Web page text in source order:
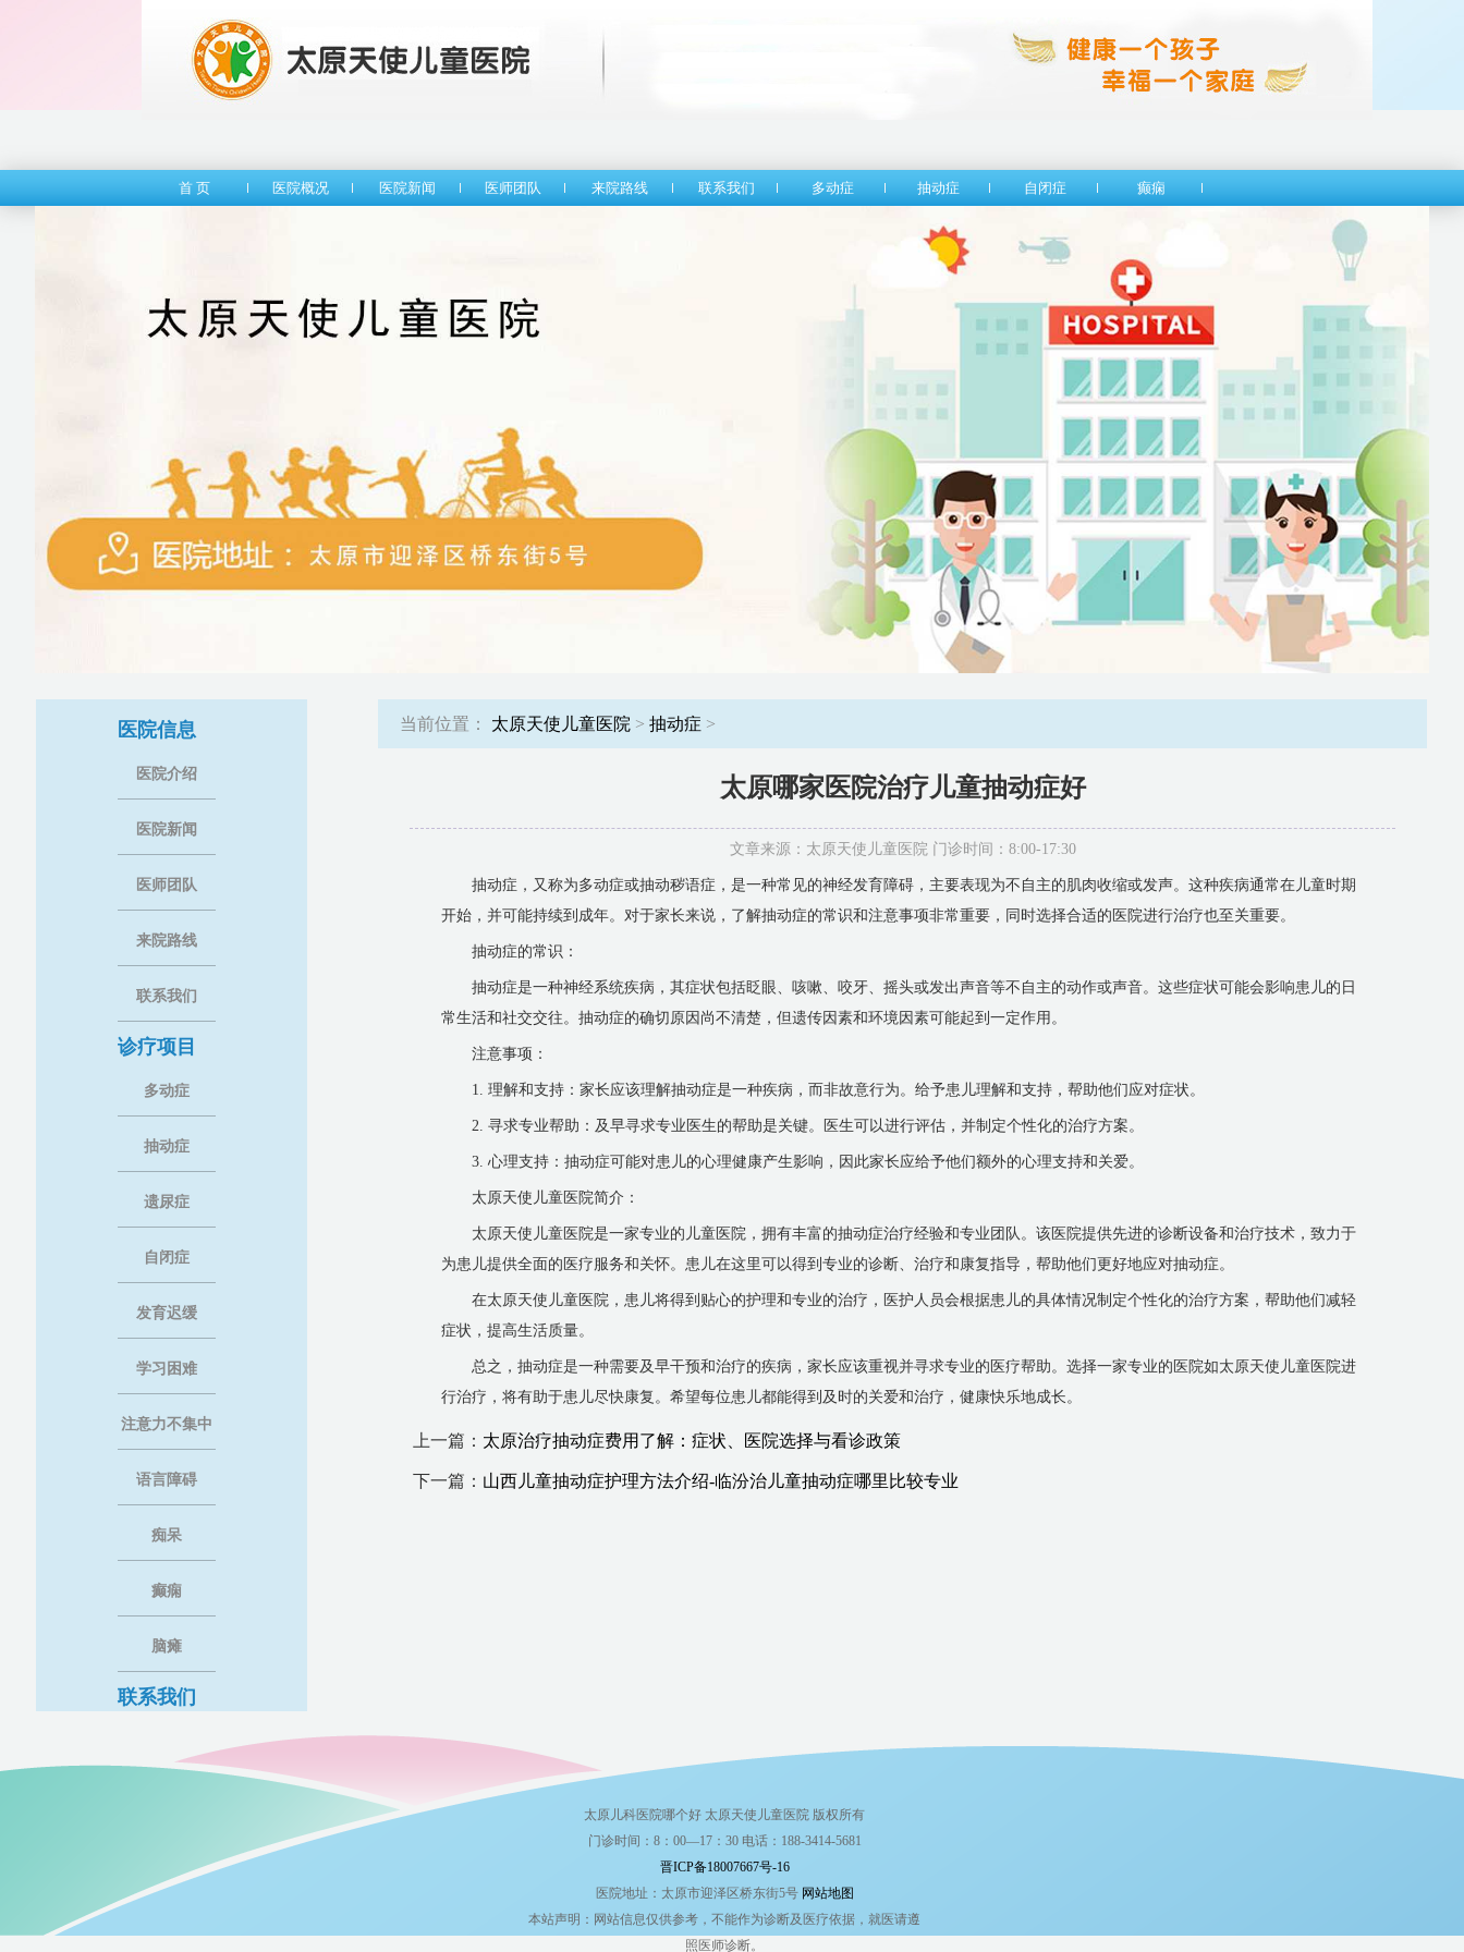
首 页 医院概况 医院新闻 医师团队 来院路线 联系我们 多动症 抽动症 自闭症 癫痫
医院信息
医院介绍
医院新闻
医师团队
来院路线
联系我们
诊疗项目
多动症
抽动症
遗尿症
自闭症
发育迟缓
学习困难
注意力不集中
语言障碍
痴呆
癫痫
脑瘫
联系我们
当前位置： 太原天使儿童医院 > 抽动症 >
太原哪家医院治疗儿童抽动症好
文章来源：太原天使儿童医院 门诊时间：8:00-17:30
抽动症，又称为多动症或抽动秽语症，是一种常见的神经发育障碍，主要表现为不自主的肌肉收缩或发声。这种疾病通常在儿童时期
开始，并可能持续到成年。对于家长来说，了解抽动症的常识和注意事项非常重要，同时选择合适的医院进行治疗也至关重要。
抽动症的常识：
抽动症是一种神经系统疾病，其症状包括眨眼、咳嗽、咬牙、摇头或发出声音等不自主的动作或声音。这些症状可能会影响患儿的日
常生活和社交交往。抽动症的确切原因尚不清楚，但遗传因素和环境因素可能起到一定作用。
注意事项：
1. 理解和支持：家长应该理解抽动症是一种疾病，而非故意行为。给予患儿理解和支持，帮助他们应对症状。
2. 寻求专业帮助：及早寻求专业医生的帮助是关键。医生可以进行评估，并制定个性化的治疗方案。
3. 心理支持：抽动症可能对患儿的心理健康产生影响，因此家长应给予他们额外的心理支持和关爱。
太原天使儿童医院简介：
太原天使儿童医院是一家专业的儿童医院，拥有丰富的抽动症治疗经验和专业团队。该医院提供先进的诊断设备和治疗技术，致力于
为患儿提供全面的医疗服务和关怀。患儿在这里可以得到专业的诊断、治疗和康复指导，帮助他们更好地应对抽动症。
在太原天使儿童医院，患儿将得到贴心的护理和专业的治疗，医护人员会根据患儿的具体情况制定个性化的治疗方案，帮助他们减轻
症状，提高生活质量。
总之，抽动症是一种需要及早干预和治疗的疾病，家长应该重视并寻求专业的医疗帮助。选择一家专业的医院如太原天使儿童医院进
行治疗，将有助于患儿尽快康复。希望每位患儿都能得到及时的关爱和治疗，健康快乐地成长。
上一篇： 太原治疗抽动症费用了解：症状、医院选择与看诊政策
下一篇： 山西儿童抽动症护理方法介绍-临汾治儿童抽动症哪里比较专业
太原儿科医院哪个好 太原天使儿童医院 版权所有
门诊时间：8：00—17：30 电话：188-3414-5681
晋ICP备18007667号-16
医院地址：太原市迎泽区桥东街5号 网站地图
本站声明：网站信息仅供参考，不能作为诊断及医疗依据，就医请遵
照医师诊断。